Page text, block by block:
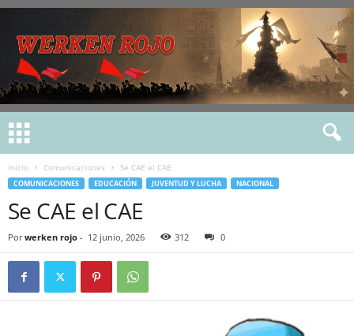
Inicio Comunicaciones Se CAE el CAE
COMUNICACIONES EDUCACIÓN JUVENTUD Y LUCHA NACIONAL
Se CAE el CAE
Por werken rojo - 12 junio, 2026 312 0